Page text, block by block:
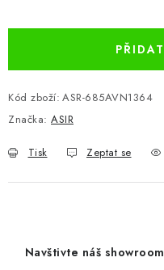
Kód zboží: ASR-685AVN1364
Značka: ASIR
Tisk Zeptat se
Navštivte náš showroom